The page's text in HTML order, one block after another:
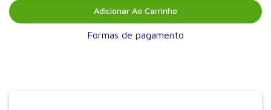
Adicionar Ao Carrinho
Formas de pagamento